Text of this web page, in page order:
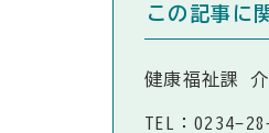
この記事に
健康福祉課
TEL：0234-